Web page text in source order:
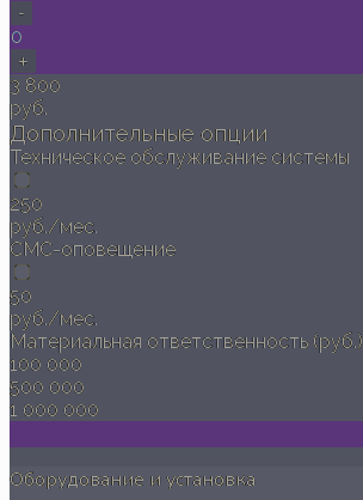
-
0
+
3 800
руб.
Дополнительные опции
Техническое обслуживание системы
250
руб./мес.
СМС-оповещение
50
руб./мес.
Материальная ответственность (руб.)
100 000
500 000
1 000 000
Оборудование и установка